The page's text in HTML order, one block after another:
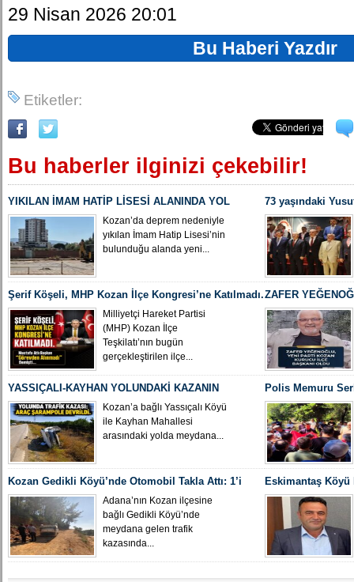
29 Nisan 2026 20:01
Bu Haberi Yazdır
Etiketler:
Bu haberler ilginizi çekebilir!
YIKILAN İMAM HATİP LİSESİ ALANINDA YOL
ÇALIŞMASI BAŞLADIKozan’da deprem nedeniyle
yıkılan İmam Hatip Lisesi’nin
bulunduğu alanda yeni...
73 yaşındaki
Yeniden MHP
Şerif Köşeli, MHP Kozan İlçe Kongresi’ne Katılmadı.
Milliyetçi Hareket Partisi
(MHP) Kozan İlçe
Teşkilatı’nın bugün
gerçekleştirilen ilçe...
ZAFER
İLÇE BAŞKANI
YASSIÇALI-KAYHAN YOLUNDAKİ KAZANIN
KAMERA GÖRÜNTÜLERİ ORTAYA ÇIKTI
Kozan’a bağlı Yassıçalı Köyü
ile Kayhan Mahallesi
arasındaki yolda meydana...
Polis Memuru
Uğurlandı
Kozan Gedikli Köyü’nde Otomobil Takla Attı: 1’i
Bebek 6 Kişi YaralandıAdana’nın Kozan ilçesine
bağlı Gedikli Köyü’nde
meydana gelen trafik
kazasında...
Eskimantaş Köyü
gördüğü